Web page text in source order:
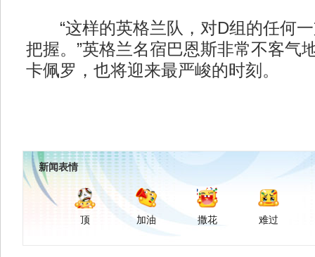
“这样的英格兰队，对D组的任何一
把握。”英格兰名宿巴恩斯非常不客气
卡佩罗，也将迎来最严峻的时刻。
新闻表情
顶 加油 撒花 难过